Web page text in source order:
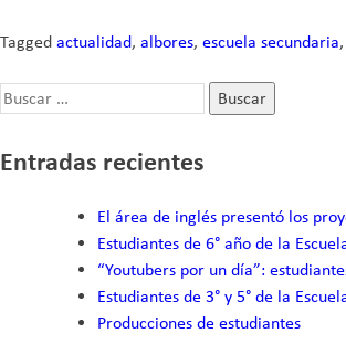
Tagged actualidad, albores, escuela secundaria,
Buscar:
Entradas recientes
El área de inglés presentó los
Estudiantes de 6° año de la
“Youtubers por un día”:
Estudiantes de 3° y 5° de la
Producciones de estudiantes